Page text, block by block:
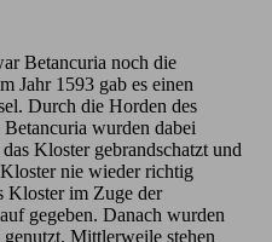
Betancuria noch die
Jahr 1593 gab es einen
Durch die Horden des
wurden dabei
Kloster gebrandschatzt und
nie wieder richtig
Kloster im Zuge der
gegeben. Danach wurden
Mittlerweile stehen